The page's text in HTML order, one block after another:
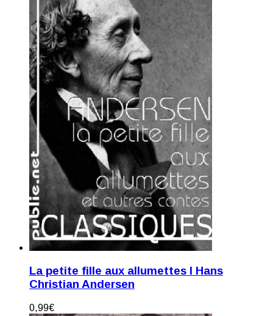
La petite fille aux allumettes I Hans
Christian Andersen
0,99€